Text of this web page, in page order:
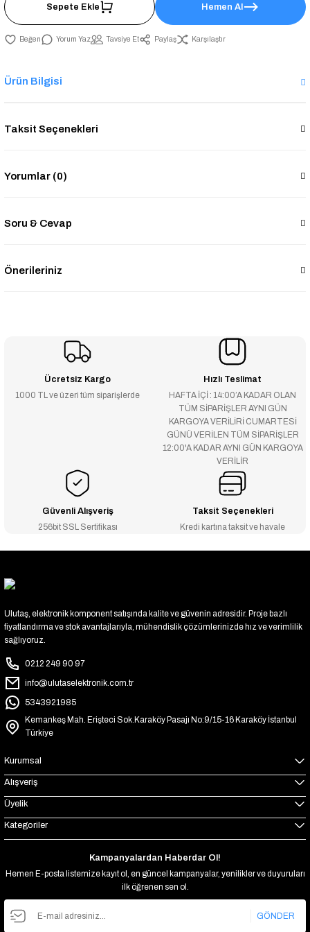
Sepete Ekle Hemen Al
Yorum Yaz Tavsiye Et Paylaş Karşılaştır
Ürün Bilgisi
Taksit Seçenekleri
Yorumlar (0)
Soru & Cevap
Önerileriniz
Ücretsiz Kargo
1000 TL ve üzeri tüm siparişlerde
Hızlı Teslimat
HAFTA İÇİ : 14:00’A KADAR OLAN
TÜM SİPARİŞLER AYNI GÜN
KARGOYA VERİLİRİ CUMARTESİ
GÜNÜ VERİLEN TÜM SİPARİŞLER
12:00'A KADAR AYNI GÜN KARGOYA
VERİLİR
Güvenli Alışveriş
256bit SSL Sertifikası
Taksit Seçenekleri
Kredi kartına taksit ve havale
Ulutaş, elektronik komponent satışında kalite ve güvenin adresidir. Proje bazlı
fiyatlandırma ve stok avantajlarıyla, mühendislik çözümlerinizde hız ve verimlilik
sağlıyoruz.
0212 249 90 97
info@ulutaselektronik.com.tr
5343921985
Kemankeş Mah. Erişteci Sok.Karaköy Pasajı No:9/15-16 Karaköy İstanbul
Türkiye
Kurumsal
Alışveriş
Üyelik
Kategoriler
Kampanyalardan Haberdar Ol!
Hemen E-posta listemize kayıt ol, en güncel kampanyalar, yenilikler ve duyuruları
ilk öğrenen sen ol.
GÖNDER